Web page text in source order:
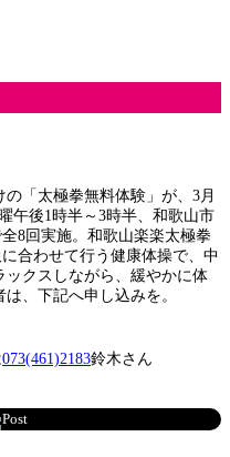
「太極拳無料体験」が、3月
午後1時半～3時半、和歌山市
8回実施。和歌山楽楽太極拳
合わせて行う健康体操で、中
ックスしながら、緩やかに体
、下記へ申し込みを。
073(461)2183鈴木さん
Post